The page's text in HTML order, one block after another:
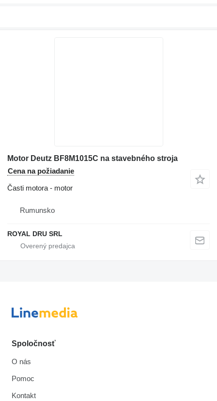
Motor Deutz BF8M1015C na stavebného stroja
Cena na požiadanie
Časti motora - motor
Rumunsko
ROYAL DRU SRL
Spoločnosť
O nás
Pomoc
Kontakt